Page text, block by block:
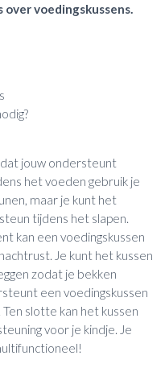
voedingskussens.
dat jouw ondersteunt
het voeden gebruik je
maar je kunt het
tijdens het slapen.
kan een voedingskussen
Je kunt het kussen
zodat je bekken
een voedingskussen
slotte kan het kussen
voor je kindje. Je